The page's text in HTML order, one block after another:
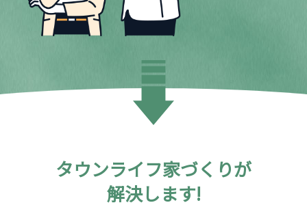
タウンライフ家づくりが
解決します!